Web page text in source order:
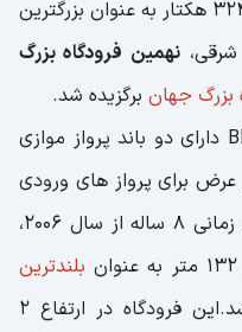
آغاز کرد. این فرودگاه با مساحت 3240 هکتار به عنوان بزرگترین
شرقی،نهمین فرودگاه بزرگ
بزرگ جهان برگزیده شد.
فرودگاه سووارنابومی با کد یاتا BKK دارای دو باند پرواز موازی
4 کیلومتر طول و 60 متر عرض برای پرواز های ورودی
و خروجی همزمان می باشد.در باز زمانی 8 ساله از سال 2006،
بلندترین
شناخته می شد.این فرودگاه در ارتفاع 2